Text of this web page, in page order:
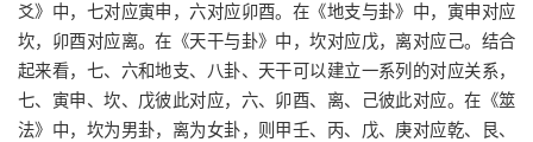
爻》中，七对应寅申，六对应卯酉。在《地支与卦》中，寅申对应
坎，卯酉对应离。在《天干与卦》中，坎对应戊，离对应己。结合
起来看，七、六和地支、八卦、天干可以建立一系列的对应关系，
七、寅申、坎、戊彼此对应，六、卯酉、离、己彼此对应。在《筮
法》中，坎为男卦，离为女卦，则甲壬、丙、戊、庚对应乾、艮、